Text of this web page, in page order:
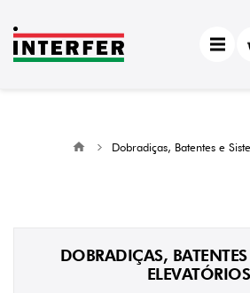
Dobradiças, Batentes e
DOBRADIÇAS, BATENTES
ELEVATÓRIOS